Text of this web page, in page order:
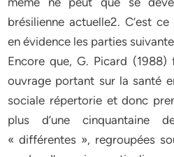
brésilienne actuelle2. C’est
en évidence les parties
Encore que, G. Picard (1988)
ouvrage portant sur la santé
sociale répertorie et donc
plus d’une cinquantaine
« différentes », regroupées